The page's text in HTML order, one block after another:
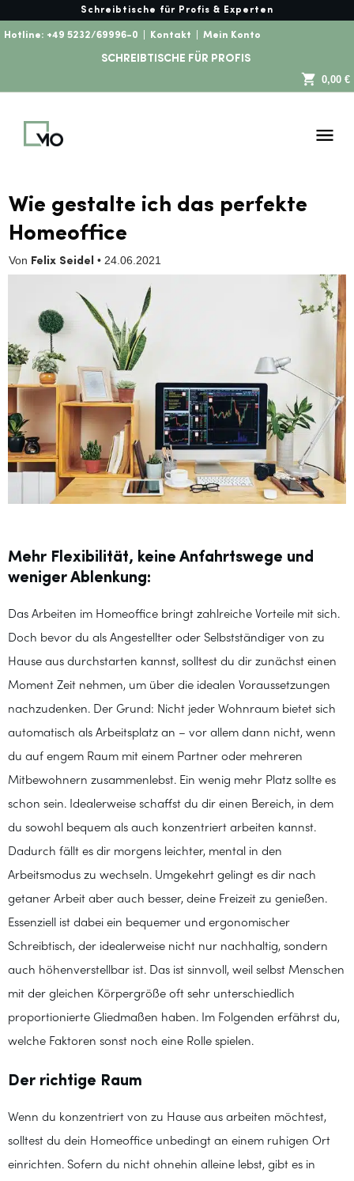
Schreibtische für Profis & Experten
Hotline: +49 5232/69996-0 Kontakt Mein Konto
SCHREIBTISCHE FÜR PROFIS
0,00 €
Wie gestalte ich das perfekte
Homeoffice
Von Felix Seidel • 24.06.2021
Mehr Flexibilität, keine Anfahrtswege und
weniger Ablenkung:
Das Arbeiten im Homeoffice bringt zahlreiche Vorteile mit sich.
Doch bevor du als Angestellter oder Selbstständiger von zu
Hause aus durchstarten kannst, solltest du dir zunächst einen
Moment Zeit nehmen, um über die idealen Voraussetzungen
nachzudenken. Der Grund: Nicht jeder Wohnraum bietet sich
automatisch als Arbeitsplatz an – vor allem dann nicht, wenn
du auf engem Raum mit einem Partner oder mehreren
Mitbewohnern zusammenlebst. Ein wenig mehr Platz sollte es
schon sein. Idealerweise schaffst du dir einen Bereich, in dem
du sowohl bequem als auch konzentriert arbeiten kannst.
Dadurch fällt es dir morgens leichter, mental in den
Arbeitsmodus zu wechseln. Umgekehrt gelingt es dir nach
getaner Arbeit aber auch besser, deine Freizeit zu genießen.
Essenziell ist dabei ein bequemer und ergonomischer
Schreibtisch, der idealerweise nicht nur nachhaltig, sondern
auch höhenverstellbar ist. Das ist sinnvoll, weil selbst Menschen
mit der gleichen Körpergröße oft sehr unterschiedlich
proportionierte Gliedmaßen haben. Im Folgenden erfährst du,
welche Faktoren sonst noch eine Rolle spielen.
Der richtige Raum
Wenn du konzentriert von zu Hause aus arbeiten möchtest,
solltest du dein Homeoffice unbedingt an einem ruhigen Ort
einrichten. Sofern du nicht ohnehin alleine lebst, gibt es in